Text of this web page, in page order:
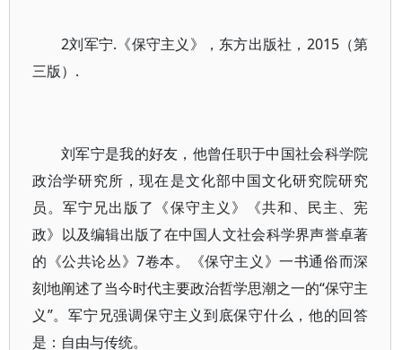
2刘军宁.《保守主义》，东方出版社，2015（第
三版）.
刘军宁是我的好友，他曾任职于中国社会科学院
政治学研究所，现在是文化部中国文化研究院研究
员。军宁兄出版了《保守主义》《共和、民主、宪
政》以及编辑出版了在中国人文社会科学界声誉卓著
的《公共论丛》7卷本。《保守主义》一书通俗而深
刻地阐述了当今时代主要政治哲学思潮之一的“保守主
义”。军宁兄强调保守主义到底保守什么，他的回答
是：自由与传统。